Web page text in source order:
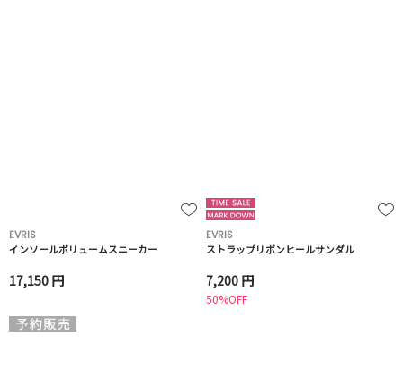
EVRIS
インソールボリュームスニーカー
17,150 円
EVRIS
ストラップリボンヒールサンダル
7,200 円
50%OFF